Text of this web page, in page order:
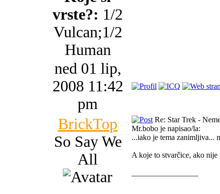
vrste?: 1/2
Vulcan;1/2
Human
ned 01 lip,
2008 11:42
pm
BrickTop
So Say We
All
Re: Star Trek -
Mr.bobo je napisao/la:
...iako je tema zanimljiva...
A koje to stvarčice, ako nije